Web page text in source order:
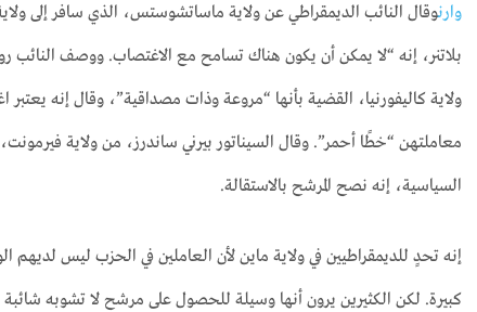
وارنوقال النائب الديمقراطي عن ولاية ماساتشوستس، الذي سافر إلى
بلاتنر، إنه “لا يمكن أن يكون هناك تسامح مع الاغتصاب. ووصف النائب
ولاية كاليفورنيا، القضية بأنها “مروعة وذات مصداقية”، وقال إنه
معاملتهن “خطًا أحمر”. وقال السيناتور بيرني ساندرز، من ولاية فيرمونت،
السياسية، إنه نصح المرشح بالاستقالة.
إنه تحدٍ للديمقراطيين في ولاية ماين لأن العاملين في الحزب ليس لديهم
كبيرة. لكن الكثيرين يرون أنها وسيلة للحصول على مرشح لا تشوبه شائبة